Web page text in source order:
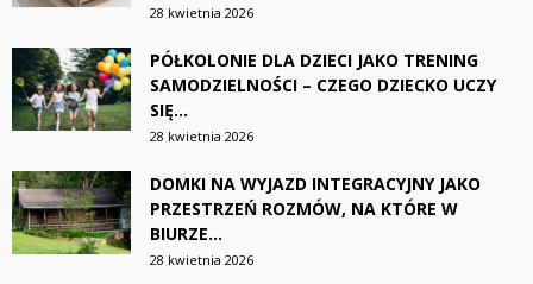
28 kwietnia 2026
PÓŁKOLONIE DLA DZIECI JAKO TRENING
SAMODZIELNOŚCI – CZEGO DZIECKO UCZY
SIĘ...
28 kwietnia 2026
DOMKI NA WYJAZD INTEGRACYJNY JAKO
PRZESTRZEŃ ROZMÓW, NA KTÓRE W
BIURZE...
28 kwietnia 2026